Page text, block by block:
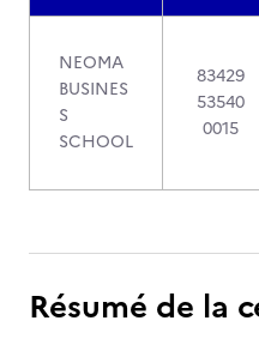
NEOMA
BUSINES
S
SCHOOL
83429
53540
0015
Résumé de la